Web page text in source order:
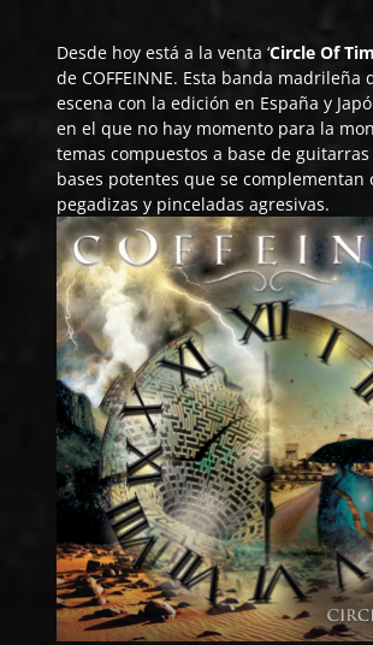
Desde hoy está a la venta ‘Circle Of
deCOFFEINNE. Esta banda madrileña
escena con la edición en España y
en el que no hay momento para la
temas compuestos a base de
bases potentes que se complementan
pegadizas y pinceladas agresivas.